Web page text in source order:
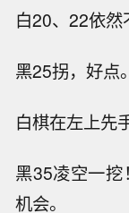
白20、22依然
黑25拐，好点。
白棋在左上先
黑35凌空一
机会。